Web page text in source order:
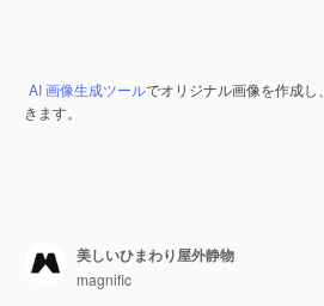
AI 画像生成ツールでオリジナル画像を作成し、
きます。
美しいひまわり屋外静物
magnific